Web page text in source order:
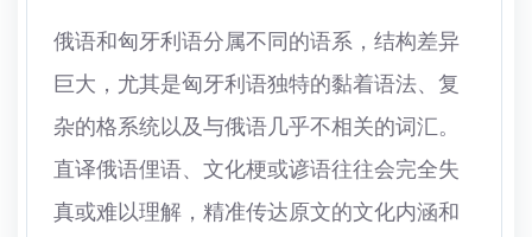
俄语和匈牙利语分属不同的语系，结构差异
巨大，尤其是匈牙利语独特的黏着语法、复
杂的格系统以及与俄语几乎不相关的词汇。
直译俄语俚语、文化梗或谚语往往会完全失
真或难以理解，精准传达原文的文化内涵和